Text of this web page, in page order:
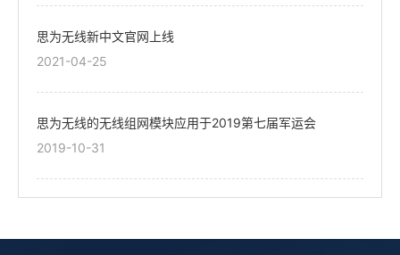
思为无线新中文官网上线
2021-04-25
思为无线的无线组网模块应用于2019第七届军运会
2019-10-31